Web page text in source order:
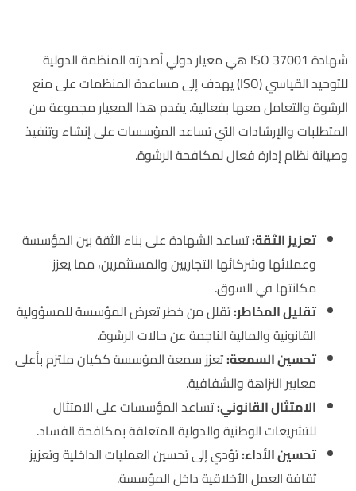
شهادة ISO 37001 هي معيار دولي أصدرته المنظمة الدولية
للتوحيد القياسي (ISO) يهدف إلى مساعدة المنظمات على منع
الرشوة والتعامل معها بفعالية. يقدم هذا المعيار مجموعة من
المتطلبات والإرشادات التي تساعد المؤسسات على إنشاء وتنفيذ
وصيانة نظام إدارة فعال لمكافحة الرشوة.
تعزيز الثقة:تساعد الشهادة على بناء الثقة بين المؤسسة
وعملائها وشركائها التجاريين والمستثمرين، مما يعزز
مكانتها في السوق.
تقليل المخاطر:تقلل من خطر تعرض المؤسسة للمسؤولية
القانونية والمالية الناجمة عن حالات الرشوة.
تحسين السمعة:تعزز سمعة المؤسسة ككيان ملتزم بأعلى
معايير النزاهة والشفافية.
الامتثال القانوني:تساعد المؤسسات على الامتثال
للتشريعات الوطنية والدولية المتعلقة بمكافحة الفساد.
تحسين الأداء:تؤدي إلى تحسين العمليات الداخلية وتعزيز
ثقافة العمل الأخلاقية داخل المؤسسة.